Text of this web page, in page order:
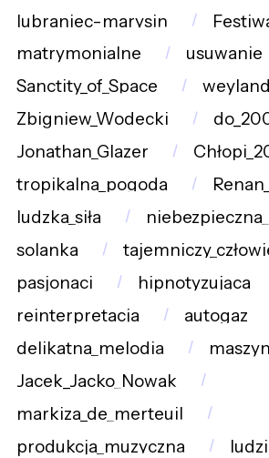
lubraniec-marysin
matrymonialne
usuwanie
Sanctity_of_Space
weyland
Zbigniew_Wodecki
Jonathan_Glazer
tropikalna_pogoda
ludzka_siła
solanka
pasjonaci
hipnotyzująca
reinterpretacja
autogaz
delikatna_melodia
Jacek_Jacko_Nowak
markiza_de_merteuil
produkcja_muzyczna